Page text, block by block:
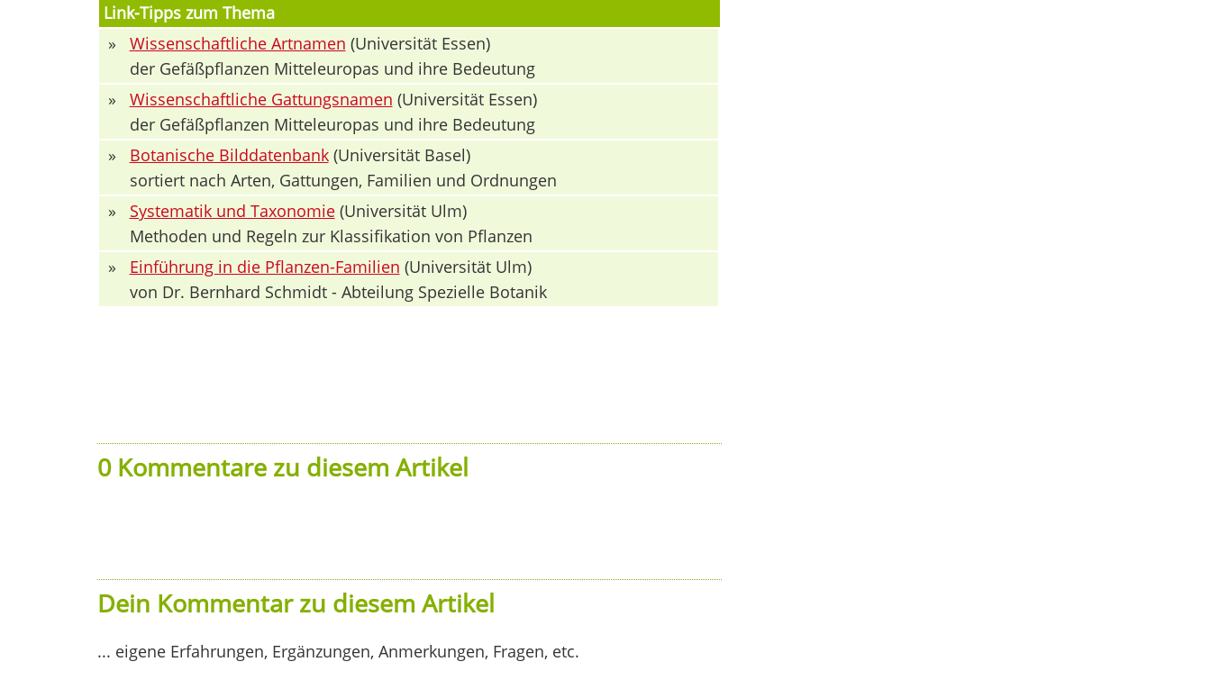
Link-Tipps zum Thema
»
Wissenschaftliche Artnamen (Universität Essen)
der Gefäßpflanzen Mitteleuropas und ihre Bedeutung
»
Wissenschaftliche Gattungsnamen (Universität Essen)
der Gefäßpflanzen Mitteleuropas und ihre Bedeutung
»
Botanische Bilddatenbank(Universität Basel)
sortiert nach Arten, Gattungen, Familien und Ordnungen
»
Systematik und Taxonomie(Universität Ulm)
Methoden und Regeln zur Klassifikation von Pflanzen
»
Einführung in die Pflanzen-Familien (Universität Ulm)
von Dr. Bernhard Schmidt - Abteilung Spezielle Botanik
0 Kommentare zu diesem Artikel
Dein Kommentar zu diesem Artikel
... eigene Erfahrungen, Ergänzungen, Anmerkungen, Fragen, etc.